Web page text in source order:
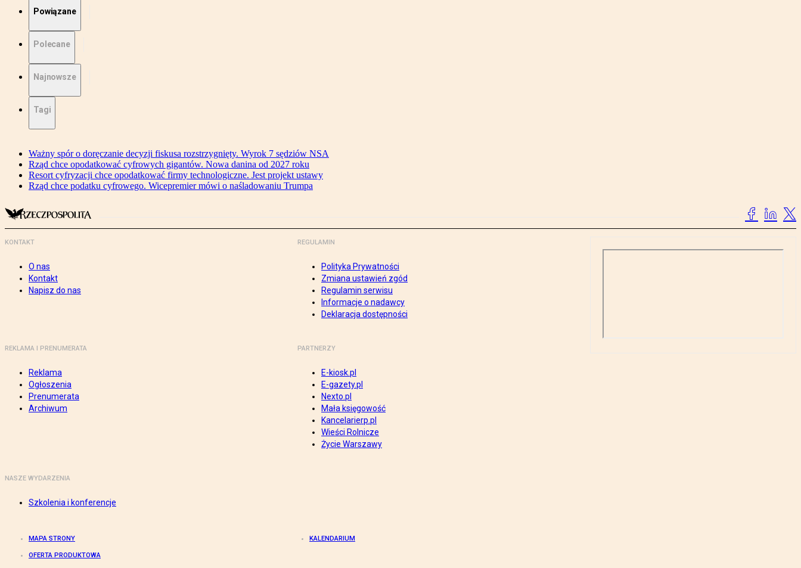
Powiązane
Polecane
Najnowsze
Tagi
Ważny spór o doręczanie decyzji fiskusa rozstrzygnięty. Wyrok 7 sędziów NSA
Rząd chce opodatkować cyfrowych gigantów. Nowa danina od 2027 roku
Resort cyfryzacji chce opodatkować firmy technologiczne. Jest projekt ustawy
Rząd chce podatku cyfrowego. Wicepremier mówi o naśladowaniu Trumpa
KONTAKT
O nas
Kontakt
Napisz do nas
REGULAMIN
Polityka Prywatności
Zmiana ustawień zgód
Regulamin serwisu
Informacje o nadawcy
Deklaracja dostępności
REKLAMA I PRENUMERATA
Reklama
Ogłoszenia
Prenumerata
Archiwum
PARTNERZY
E-kiosk.pl
E-gazety.pl
Nexto.pl
Mała księgowość
Kancelarierp.pl
Wieści Rolnicze
Życie Warszawy
NASZE WYDARZENIA
Szkolenia i konferencje
MAPA STRONY KALENDARIUM
OFERTA PRODUKTOWA